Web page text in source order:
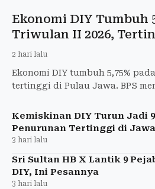
Ekonomi DIY Tumbuh
Triwulan II 2026,
2 hari lalu
Ekonomi DIY tumbuh 5,75%
tertinggi di Pulau Jawa. BPS
Kemiskinan DIY Turun Jadi
Penurunan Tertinggi di Jawa
3 hari lalu
Sri Sultan HB X Lantik 9
DIY, Ini Pesannya
3 hari lalu